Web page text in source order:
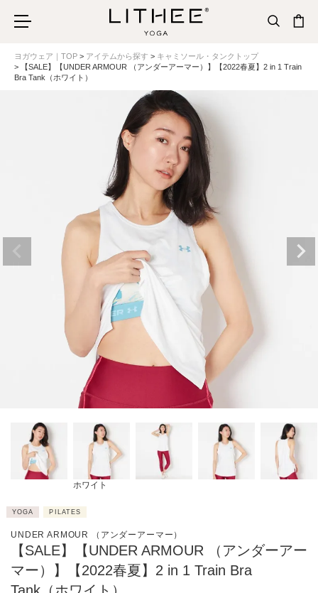
ヨガウェア｜TOP アイテムから探す
キャミソール・タンクトップ
【SALE】【UNDER ARMOUR （アンダーアーマー）】【2022春夏】2 in 1 Train
Bra Tank（ホワイト）
ホワイト
YOGA PILATES
UNDER ARMOUR （アンダーアーマー）
【SALE】【UNDER ARMOUR （アンダーアー
マー）】【2022春夏】2 in 1 Train Bra